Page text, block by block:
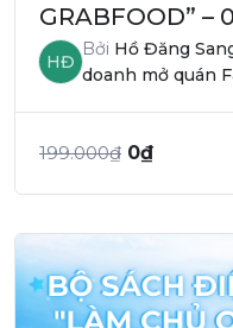
GRABFOOD” –
HĐ
Bởi Hồ Đăng
doanh mở quán
199.000₫ 0₫